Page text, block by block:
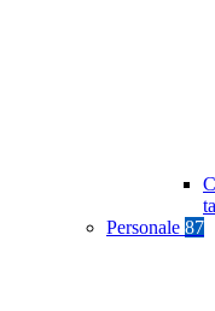
Personale 87